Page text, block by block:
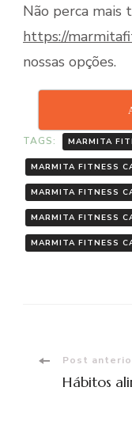
Não perca mais
https://
nossas opções.
TAGS: MARMITA
MARMITA FITNESS
MARMITA FITNESS
MARMITA FITNESS
MARMITA FITNESS
Post
Hábitos